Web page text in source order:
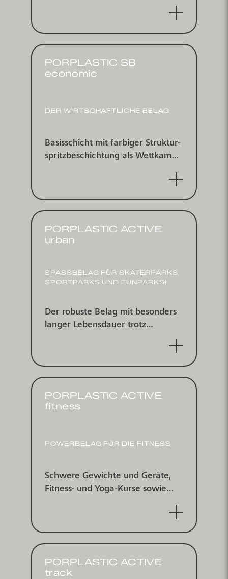
eingestreutem EPDM-Granulat,
PORPLASTIC SB
economic
DER WIRTSCHAFTLICHE BELAG
Basisschicht mit farbiger Struktur­
spritz­be­schichtung als Wett­kampf­
PORPLASTIC ACTIVE
urban
SPASSBELAG FÜR SKATER­PARKS, S
PORT­PARKS UND FUN­PARKS!
Der robuste Belag mit besonders
langer Lebens­dauer trotz
PORPLASTIC ACTIVE
fitness
POWERBELAG FÜR DIE FITNESS
Schwere Gewichte und Geräte,
Fitness- und Yoga-Kurse sowie
PORPLASTIC ACTIVE
track